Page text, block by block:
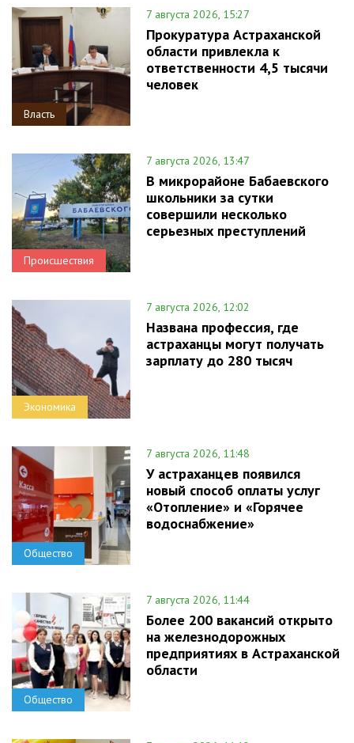
Власть
7 августа 2026, 15:27
Прокуратура Астраханской
области привлекла к
ответственности 4,5 тысячи
человек
Происшествия
7 августа 2026, 13:47
В микрорайоне Бабаевского
школьники за сутки
совершили несколько
серьезных преступлений
Экономика
7 августа 2026, 12:02
Названа профессия, где
астраханцы могут получать
зарплату до 280 тысяч
Общество
7 августа 2026, 11:48
У астраханцев появился
новый способ оплаты услуг
«Отопление» и «Горячее
водоснабжение»
Общество
7 августа 2026, 11:44
Более 200 вакансий открыто
на железнодорожных
предприятиях в Астраханской
области